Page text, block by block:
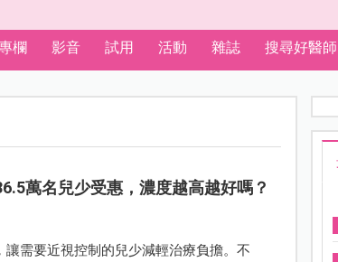
欄 影音 試用 活動 雜誌 搜尋好醫師
萬名兒少受惠，濃度越高越好嗎？
需要近視控制的兒少減輕治療負擔。不